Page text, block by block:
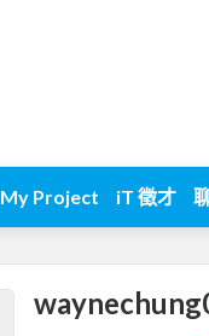
My Project iT 徵才